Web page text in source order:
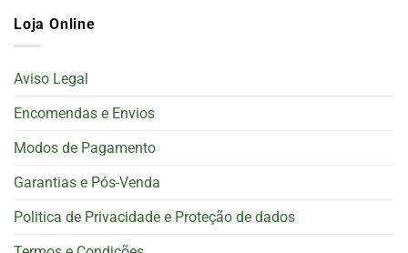
Loja Online
Aviso Legal
Encomendas e Envios
Modos de Pagamento
Garantias e Pós-Venda
Politica de Privacidade e Proteção de dados